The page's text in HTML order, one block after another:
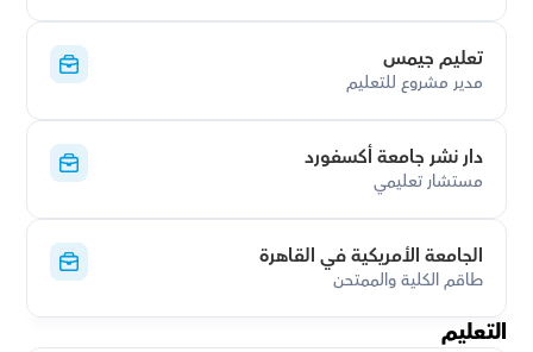
تعليم جيمس
مدير مشروع للتعليم
دار نشر جامعة أكسفورد
مستشار تعليمي
الجامعة الأمريكية في القاهرة
طاقم الكلية والممتحن
التعليم